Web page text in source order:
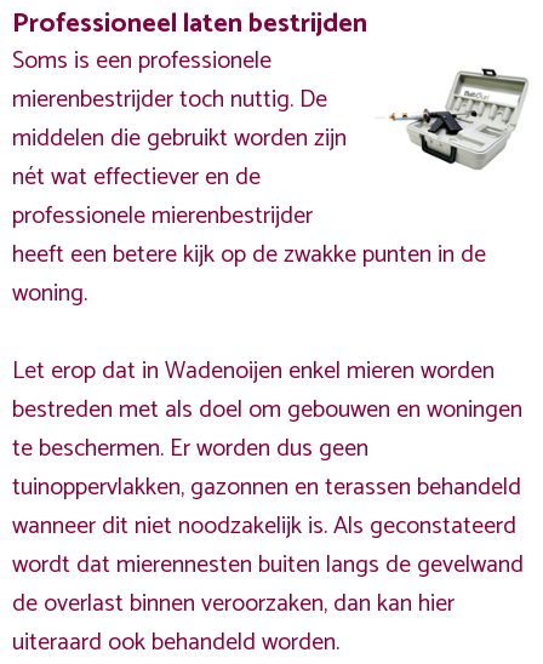
Professioneel laten bestrijden
Soms is een professionele
mierenbestrijder toch nuttig. De
middelen die gebruikt worden zijn
nét wat effectiever en de
professionele mierenbestrijder
heeft een betere kijk op de zwakke punten in de
woning.
Let erop dat in Wadenoijen enkel mieren worden
bestreden met als doel om gebouwen en woningen
te beschermen. Er worden dus geen
tuinoppervlakken, gazonnen en terassen behandeld
wanneer dit niet noodzakelijk is. Als geconstateerd
wordt dat mierennesten buiten langs de gevelwand
de overlast binnen veroorzaken, dan kan hier
uiteraard ook behandeld worden.